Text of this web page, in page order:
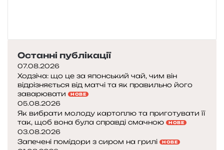
Останні публікації
07.08.2026
Ходзіча: що це за японський чай, чим він
відрізняється від матчі та як правильно його
заварювати
НОВЕ
05.08.2026
Як вибрати молоду картоплю та приготувати її
так, щоб вона була справді смачною
НОВЕ
03.08.2026
Запечені помідори з сиром на грилі НОВЕ